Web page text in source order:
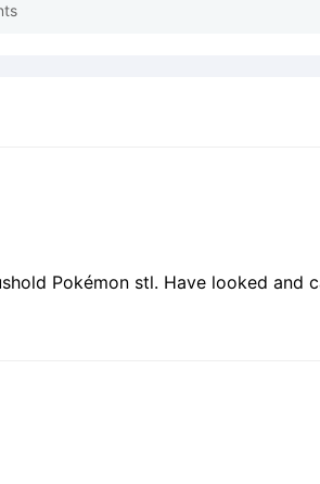
Pokémon stl. Have looked and